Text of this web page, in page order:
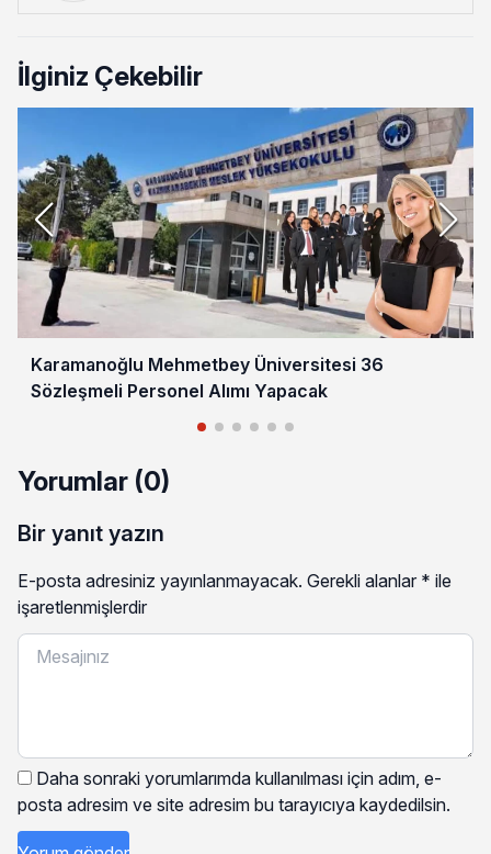
İlginiz Çekebilir
Karamanoğlu Mehmetbey Üniversitesi 36
Sözleşmeli Personel Alımı Yapacak
Yorumlar (0)
Bir yanıt yazın
E-posta adresiniz yayınlanmayacak. Gerekli alanlar * ile
işaretlenmişlerdir
Daha sonraki yorumlarımda kullanılması için adım, e-
posta adresim ve site adresim bu tarayıcıya kaydedilsin.